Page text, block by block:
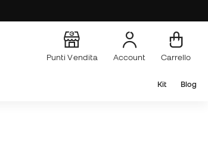
Punti Vendita Account Carrello
Kit Blog